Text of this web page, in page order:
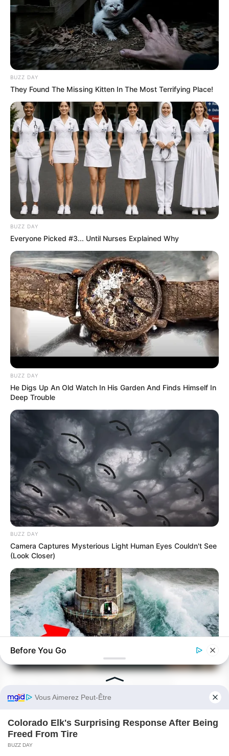
BUZZ DAY
They Found The Missing Kitten In The Most Terrifying Place!
BUZZ DAY
Everyone Picked #3... Until Nurses Explained Why
BUZZ DAY
He Digs Up An Old Watch In His Garden And Finds Himself In
Deep Trouble
BUZZ DAY
Camera Captures Mysterious Light Human Eyes Couldn't See
(Look Closer)
BUZZ DAY
The Lighthouse That Woke Up After 50 Years And Shocked
Before You Go